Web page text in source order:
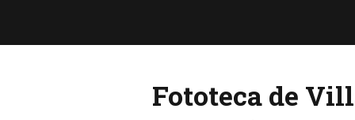
Fototeca de